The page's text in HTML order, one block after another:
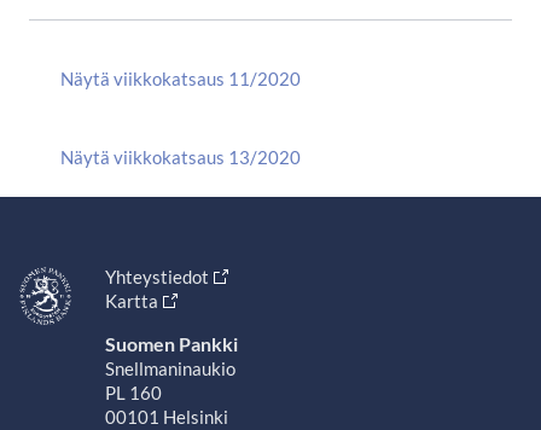
Näytä viikkokatsaus 11/2020
Näytä viikkokatsaus 13/2020
Yhteystiedot
Kartta
Suomen Pankki
Snellmaninaukio
PL 160
00101 Helsinki